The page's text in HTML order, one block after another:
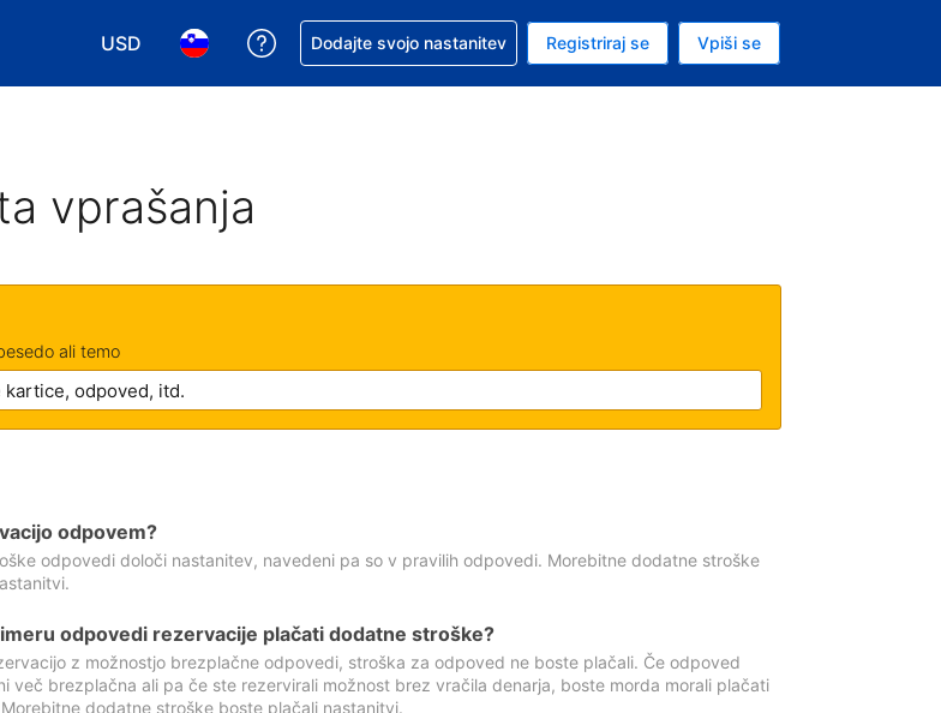
USD
Izbira valute. Vaša trenutna valuta je ameriški dolar
Izbira jezika. Vaš trenutni jezik je Slovenščini
Zaprosite za pomoč pri rezervaciji
Dodajte svojo nastanitev Registriraj se Vpiši se
vprašanja
ali temo
odpovem?
odpovedi določi nastanitev, navedeni pa so v pravilih odpovedi. Morebitne dodatne stroške
odpovedi rezervacije plačati dodatne stroške?
z možnostjo brezplačne odpovedi, stroška za odpoved ne boste plačali. Če odpoved
več brezplačna ali pa če ste rezervirali možnost brez vračila denarja, boste morda morali plačati
dodatne stroške boste plačali nastanitvi.